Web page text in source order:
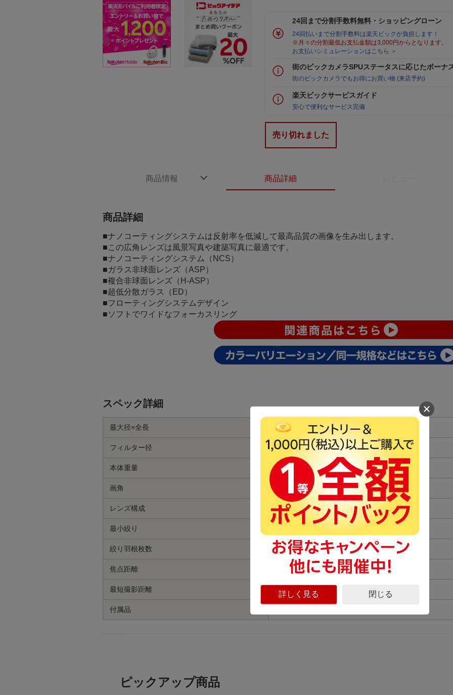
24回まで分割手数料無料・ショッピングローン
24回払いまで分割手数料は楽天ビックが負担します！
※月々の分割最低お支払金額は3,000円からとなります。
お支払いシミュレーションはこちら ＞
街のビックカメラSPUステータスに応じたボーナ
街のビックカメラでもお得にお買い物 (来店予約)
楽天ビックサービスガイド
安心で便利なサービス完備
売り切れました
商品情報 商品詳細
詳しく見る 閉じる
商品詳細
■ナノコーティングシステムは反射率を低減して最高品質の画像を生み出します。
■この広角レンズは風景写真や建築写真に最適です。
■ナノコーティングシステム（NCS）
■ガラス非球面レンズ（ASP）
■複合非球面レンズ（H-ASP）
■超低分散ガラス（ED）
■フローティングシステムデザイン
■ソフトでワイドなフォーカスリング
スペック詳細
最大径×全長 Φ72.5mm× 57.9ｍｍ
フィルター径 67.0mm
本体重量 約255ｇ
画角 FOUR-THIRDS 4/3” 83.0°
レンズ構成 10群12枚
最小絞り
絞り羽根枚数 6枚
焦点距離 12mm
最短撮影距離 0.2m
付属品
ピックアップ商品